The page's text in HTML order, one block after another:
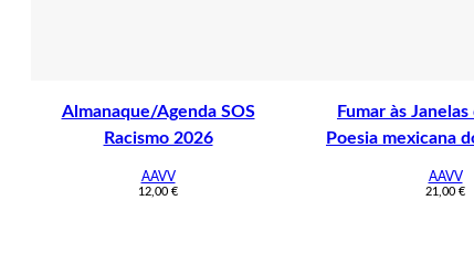
Almanaque/Agenda SOS
Racismo 2026
AAVV
12,00 €
Fumar às
Poesia mexicana
AAVV
21,00 €